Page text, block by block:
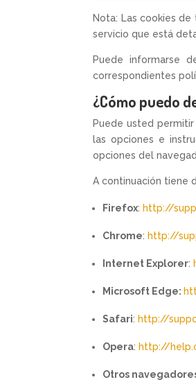
Nota: Las cookies
servicio que está
Puede informarse
correspondientes
¿Cómo puedo
Puede usted
las opciones e
opciones del
A continuación tiene
Firefox: http://
Chrome: http://
Internet Explorer:
Microsoft Edge:
Safari: http://
Opera: http://
Otros